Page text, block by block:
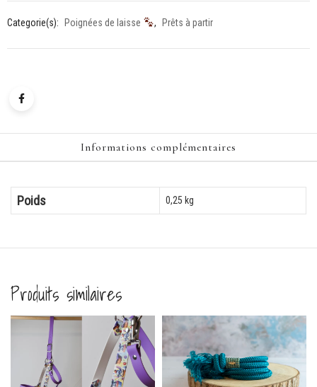
Categorie(s): Poignées de laisse , Prêts à partir
Informations complémentaires
Poids 0,25 kg
Produits similaires
-21%